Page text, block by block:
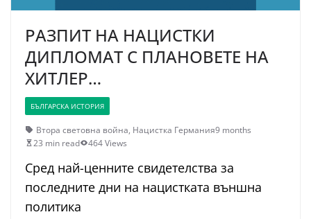
РАЗПИТ НА НАЦИСТКИ
ДИПЛОМАТ С ПЛАНОВЕТЕ НА
ХИТЛЕР…
БЪЛГАРСКА ИСТОРИЯ
Втора световна война, Нацистка Германия9 months
23 min read
464 Views
Сред най-ценните свидетелства за
последните дни на нацистката външна
политика